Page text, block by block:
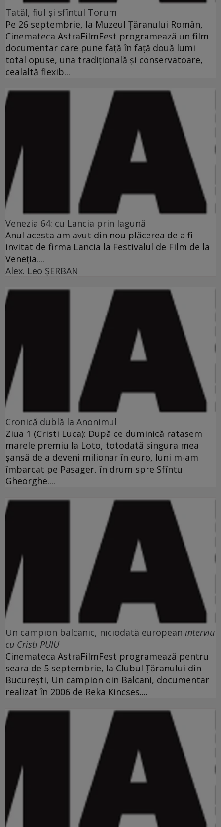
Tatăl, fiul şi sfîntul Torum
Pe 26 septembrie, la Muzeul Ţăranului Român,
Cinemateca AstraFilmFest programează un film
documentar care pune faţă în faţă două lumi
total opuse, una tradiţională şi conservatoare,
cealaltă flexib...
Venezia 64: cu Lancia prin lagună
Anul acesta am avut din nou plăcerea de a fi
invitat de firma Lancia la Festivalul de Film de la
Veneţia....
Alex. Leo ŞERBAN
Cronică dublă la Anonimul
Ziua 1 (Cristi Luca): După ce duminică ratasem
marele premiu la Loto, totodată singura mea
şansă de a deveni milionar în euro, luni m-am
îmbarcat pe Pasager, în drum spre Sfîntu
Gheorghe....
Un campion balcanic, niciodată european interviu
cu Cristi PUIU
Cinemateca AstraFilmFest programează pentru
seara de 5 septembrie, la Clubul Ţăranului din
Bucureşti, Un campion din Balcani, documentar
realizat în 2006 de Reka Kincses....